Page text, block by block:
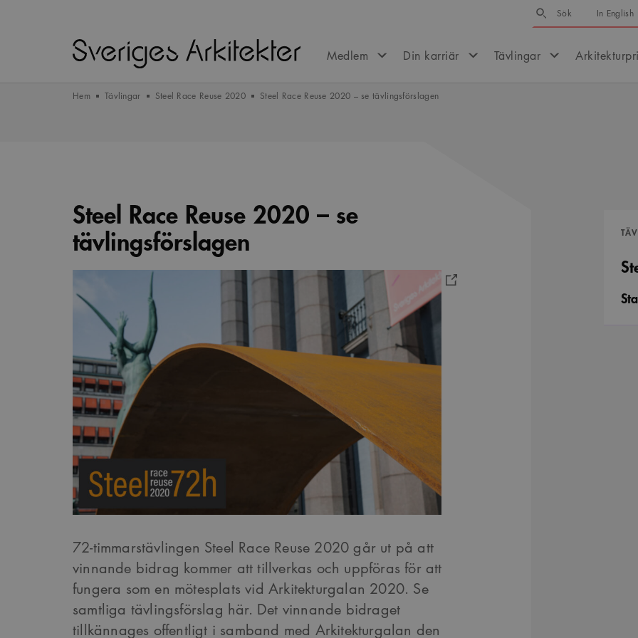
Sök
Sök In English
Medlem Din karriär Tävlingar
Hem Tävlingar Steel Race Reuse 2020 Steel Race Reuse 2020 – se tävlingsförslagen
Steel Race Reuse 2020 – se
tävlingsförslagen
72-timmarstävlingen Steel Race Reuse 2020 går ut på att
vinnande bidrag kommer att tillverkas och uppföras för att
fungera som en mötesplats vid Arkitekturgalan 2020. Se
samtliga tävlingsförslag här. Det vinnande bidraget
tillkännages offentligt i samband med Arkitekturgalan den